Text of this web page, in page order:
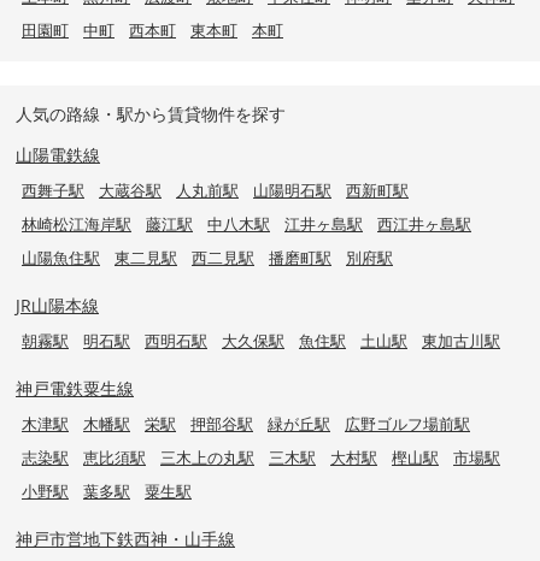
田園町
中町 西本町 東本町 本町
人気の路線・駅から賃貸物件を探す
山陽電鉄線
西舞子駅 大蔵谷駅 人丸前駅 山陽明石駅
西新町駅
林崎松江海岸駅
藤江駅 中八木駅 江井ヶ島駅
西江井ヶ島駅
山陽魚住駅
東二見駅 西二見駅 播磨町駅 別府駅
JR山陽本線
朝霧駅 明石駅 西明石駅 大久保駅 魚住駅 土山駅 東加古川駅
神戸電鉄粟生線
木津駅 木幡駅 栄駅 押部谷駅 緑が丘駅
広野ゴルフ場前駅
志染駅
恵比須駅 三木上の丸駅 三木駅 大村駅 樫山駅
市場駅
小野駅
葉多駅 粟生駅
神戸市営地下鉄西神・山手線